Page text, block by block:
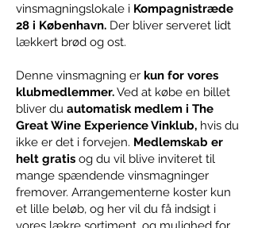
vinsmagningslokale i Kompagnistræde
28 i København. Der bliver serveret lidt
lækkert brød og ost.
Denne vinsmagning er kun for vores
klubmedlemmer.Ved at købe en billet
bliver du automatisk medlem i The
Great Wine Experience Vinklub, hvis du
ikke er det i forvejen. Medlemskab er
helt gratis og du vil blive inviteret til
mange spændende vinsmagninger
fremover. Arrangementerne koster kun
et lille beløb, og her vil du få indsigt i